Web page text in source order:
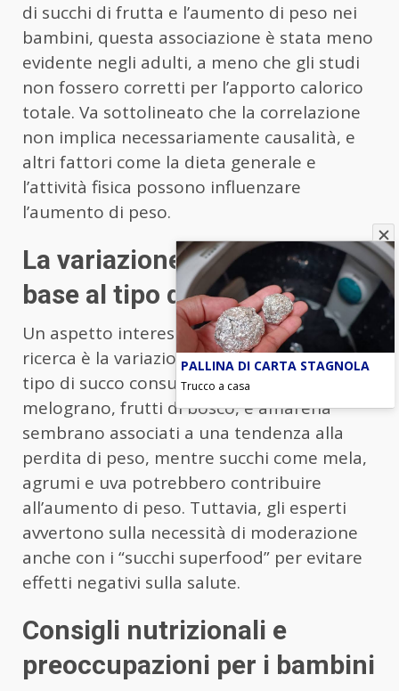
di succhi di frutta e l’aumento di peso nei
bambini, questa associazione è stata meno
evidente negli adulti, a meno che gli studi
non fossero corretti per l’apporto calorico
totale. Va sottolineato che la correlazione
non implica necessariamente causalità, e
altri fattori come la dieta generale e
l’attività fisica possono influenzare
l’aumento di peso.
La variazione del peso in
base al tipo di succo
Un aspetto interessante emerso dalla
ricerca è la variazione di peso in base al
tipo di succo consumato. Succhi di
melograno, frutti di bosco, e amarena
sembrano associati a una tendenza alla
perdita di peso, mentre succhi come mela,
agrumi e uva potrebbero contribuire
all’aumento di peso. Tuttavia, gli esperti
avvertono sulla necessità di moderazione
anche con i “succhi superfood” per evitare
effetti negativi sulla salute.
Consigli nutrizionali e
preoccupazioni per i bambini
PALLINA DI CARTA STAGNOLA
Trucco a casa